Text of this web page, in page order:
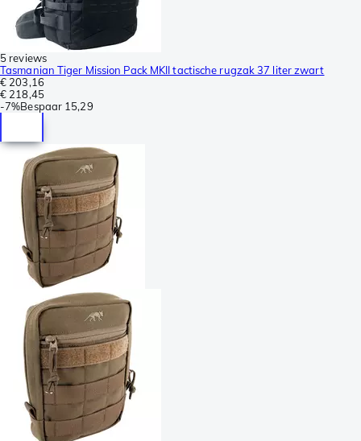
5 reviews
Tasmanian Tiger Mission Pack MKII tactische rugzak 37 liter zwart
€ 203,16
€ 218,45
-7%Bespaar 15,29